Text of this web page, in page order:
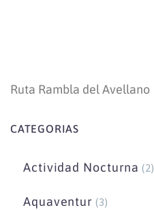
Ruta Rambla del Avellano
CATEGORIAS
Actividad Nocturna (2)
Aquaventur (3)